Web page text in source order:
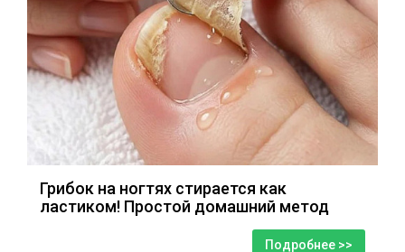
Грибок на ногтях стирается как
ластиком! Простой домашний метод
Подробнее >>